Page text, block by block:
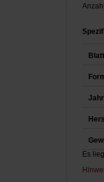
Jahr
Es